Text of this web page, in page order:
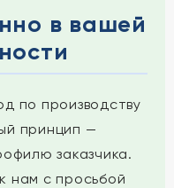
в вашей
по производству
принцип —
заказчика.
нам с просьбой